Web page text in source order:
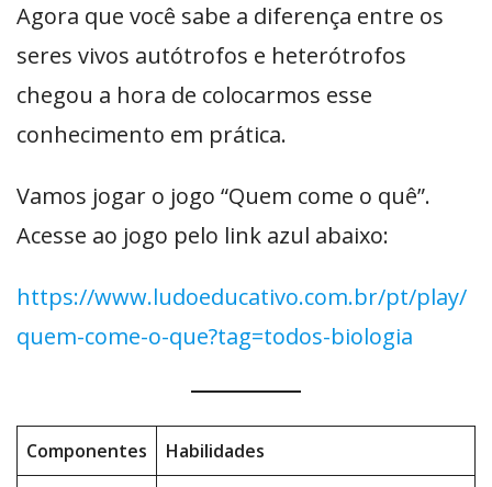
Agora que você sabe a diferença entre os
seres vivos autótrofos e heterótrofos
chegou a hora de colocarmos esse
conhecimento em prática.
Vamos jogar o jogo “Quem come o quê”.
Acesse ao jogo pelo link azul abaixo:
https://www.ludoeducativo.com.br/pt/play/
quem-come-o-que?tag=todos-biologia
Componentes Habilidades